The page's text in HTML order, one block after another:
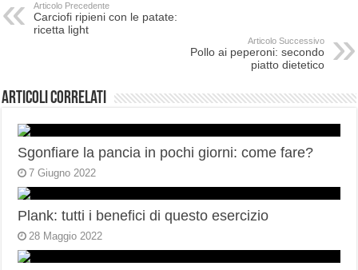
Articolo Precedente
Carciofi ripieni con le patate:
ricetta light
Articolo Successivo
Pollo ai peperoni: secondo
piatto dietetico
Articoli correlati
Sgonfiare la pancia in pochi giorni: come fare?
7 Giugno 2022
Plank: tutti i benefici di questo esercizio
28 Maggio 2022